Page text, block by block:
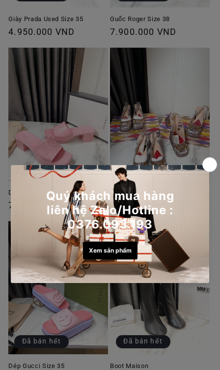
Giày Prada Used Size 35
Giá
thường
4.950.000 VND
Guốc Roger Size 38
Giá
thường
7.900.000 VND
Dép Nhựa Gucci Hồng New
Giá
thường
7.750.000 VND
Slingback Gucci Lấp Lánh
Giá
thông
thường
9.950.000 VND
Đã bán hết
Dép Gucci Size 35
Đã bán hết
Boot Maison